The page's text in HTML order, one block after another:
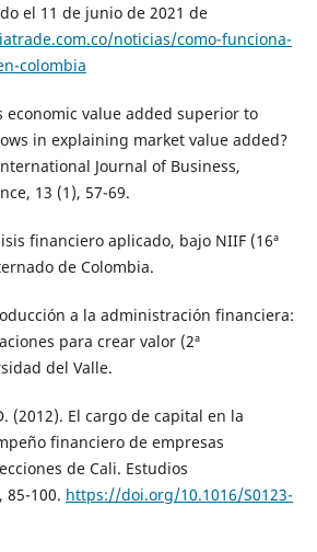
el 11 de junio de 2021 de
noticias/como-funciona-
colombia
economic value added superior to
in explaining market value added?
Journal of Business,
13 (1), 57-69.
financiero aplicado, bajo NIIF (16ª
de Colombia.
a la administración financiera:
para crear valor (2ª
del Valle.
(2012). El cargo de capital en la
financiero de empresas
de Cali. Estudios
85-100. https://doi.org/10.1016/S0123-